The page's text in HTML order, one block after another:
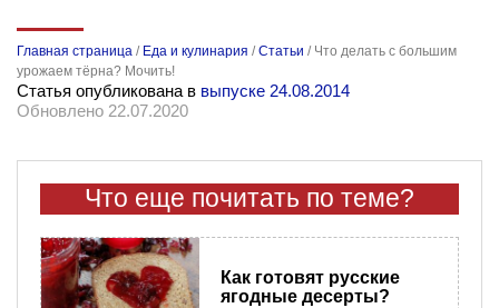
Главная страница / Еда и кулинария /Статьи / Что делать с большим
урожаем тёрна? Мочить!
Статья опубликована в выпуске 24.08.2014
Обновлено 22.07.2020
Что еще почитать по теме?
Как готовят русские
ягодные десерты?